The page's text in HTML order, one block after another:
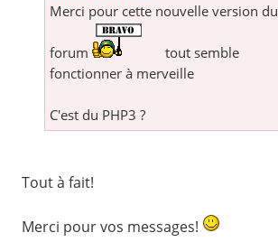
Merci pour cette nouvelle version du
forum
tout semble
fonctionner à merveille
C'est du PHP3 ?
Tout à fait!
Merci pour vos messages!